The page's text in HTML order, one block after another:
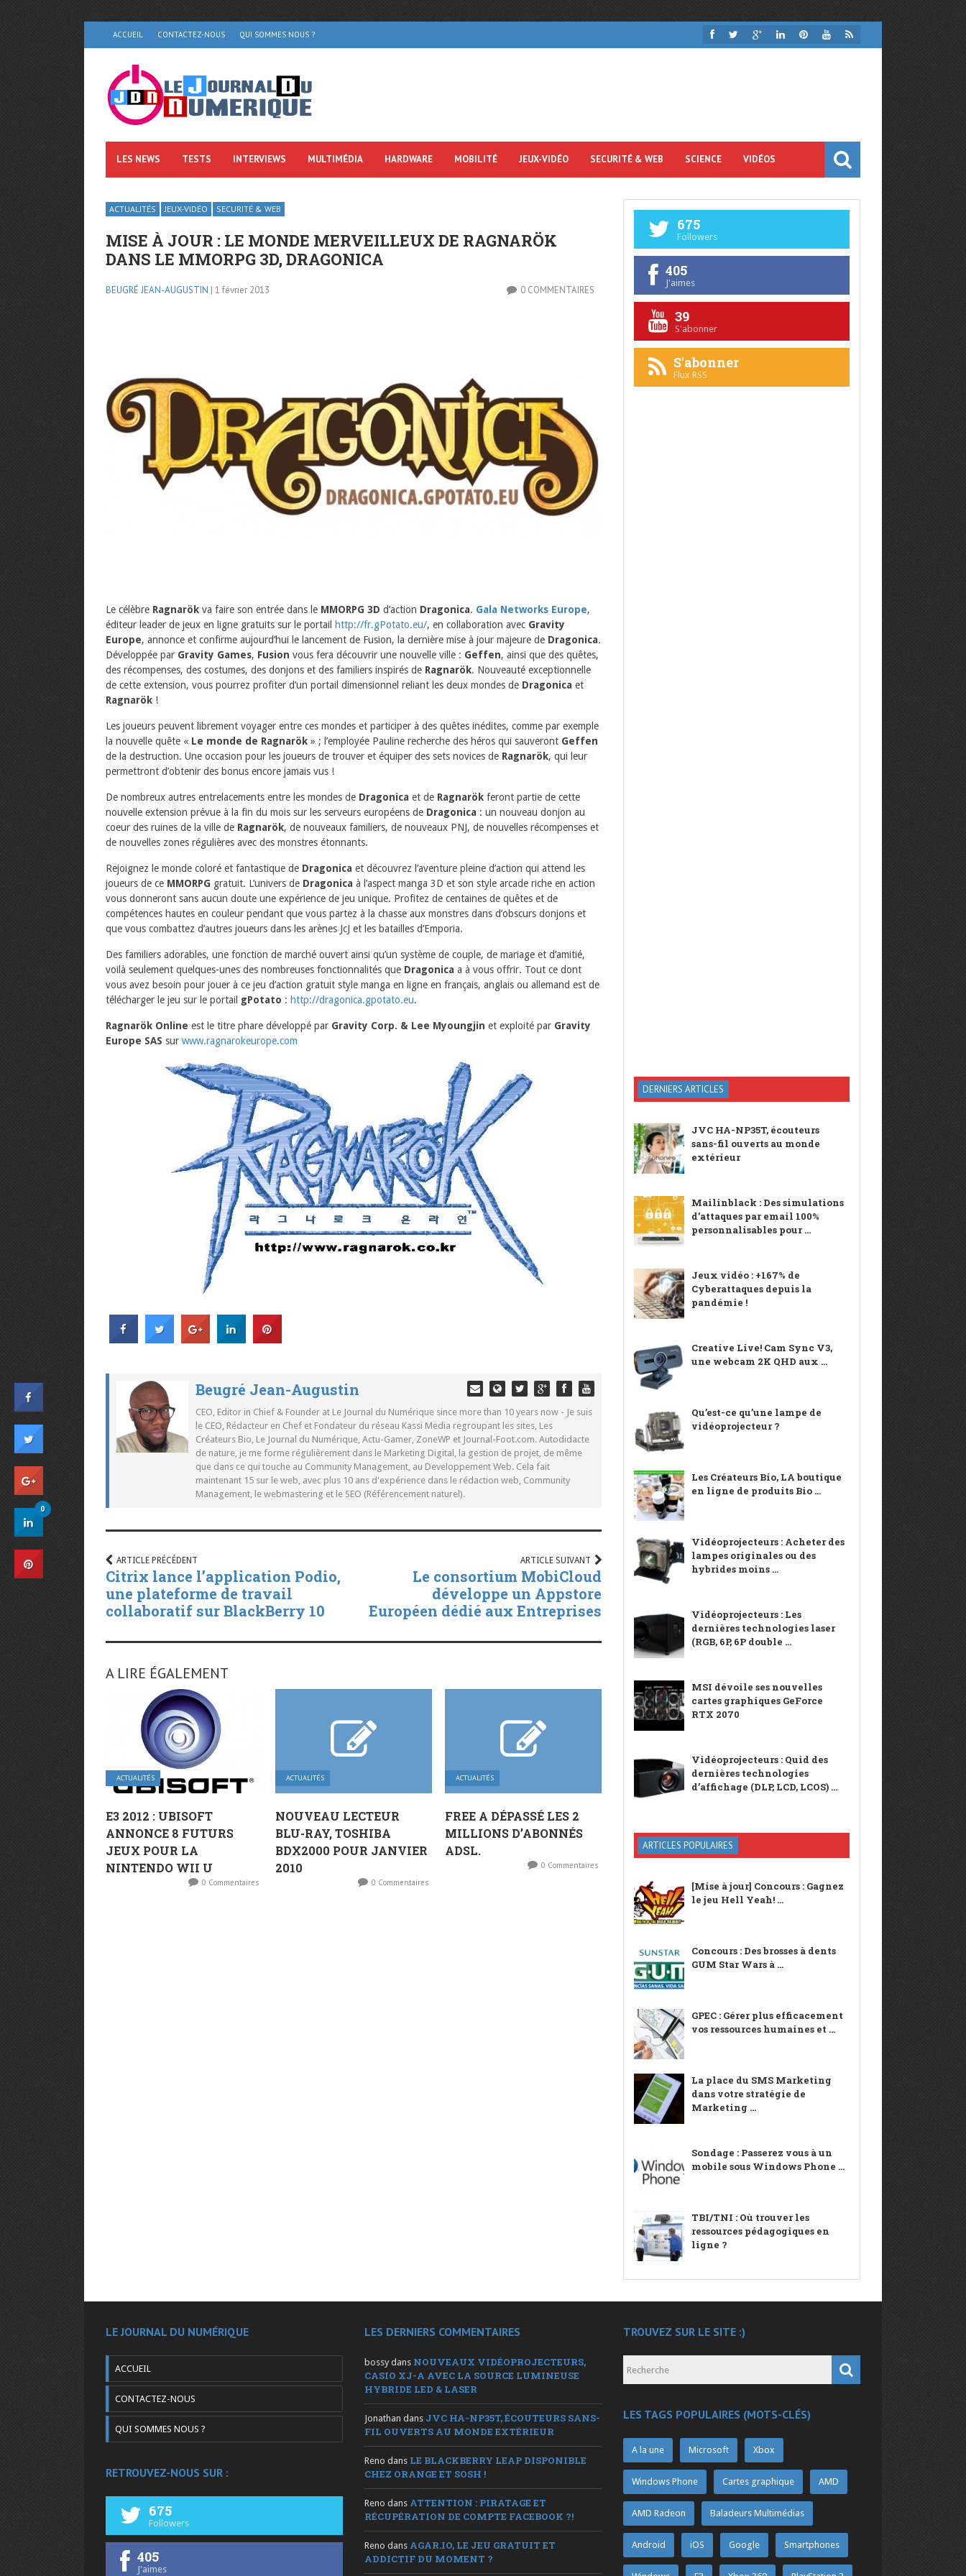
ACCUEIL CONTACTEZ-NOUS QUI SOMMES NOUS ?
LES NEWS TESTS INTERVIEWS MULTIMÉDIA HARDWARE MOBILITÉ JEUX-VIDÉO SECURITÉ & WEB SCIENCE VIDÉOS
ACTUALITÉS JEUX-VIDÉO SECURITÉ & WEB
MISE À JOUR : LE MONDE MERVEILLEUX DE RAGNARÖK
DANS LE MMORPG 3D, DRAGONICA
BEUGRÉ JEAN-AUGUSTIN | 1 février 2013 0 COMMENTAIRES
Le célèbre Ragnarök va faire son entrée dans le MMORPG 3D d’action Dragonica. Gala Networks Europe,
éditeur leader de jeux en ligne gratuits sur le portail
http://fr.gPotato.eu/, en collaboration avec Gravity
Europe, annonce et confirme aujourd’hui le lancement de Fusion, la dernière mise à jour majeure de Dragonica.
Développée par Gravity Games, Fusion vous fera découvrir une nouvelle ville : Geffen, ainsi que des quêtes,
des récompenses, des costumes, des donjons et des familiers inspirés de Ragnarök. Nouveauté exceptionnelle
de cette extension, vous pourrez profiter d’un portail dimensionnel reliant les deux mondes de Dragonica et
Ragnarök !
Les joueurs peuvent librement voyager entre ces mondes et participer à des quêtes inédites, comme par exemple
la nouvelle quête « Le monde de Ragnarök » ; l’employée Pauline recherche des héros qui sauveront Geffen
de la destruction. Une occasion pour les joueurs de trouver et équiper des sets novices de Ragnarök, qui leur
permettront d’obtenir des bonus encore jamais vus !
De nombreux autres entrelacements entre les mondes de Dragonica et de Ragnarök feront partie de cette
nouvelle extension prévue à la fin du mois sur les serveurs européens de Dragonica : un nouveau donjon au
coeur des ruines de la ville de Ragnarök, de nouveaux familiers, de nouveaux PNJ, de nouvelles récompenses et
de nouvelles zones régulières avec des monstres étonnants.
Rejoignez le monde coloré et fantastique de Dragonica et découvrez l’aventure pleine d’action qui attend les
joueurs de ce MMORPG gratuit. L’univers de Dragonica à l’aspect manga 3D et son style arcade riche en action
vous donneront sans aucun doute une expérience de jeu unique. Profitez de centaines de quêtes et de
compétences hautes en couleur pendant que vous partez à la chasse aux monstres dans d’obscurs donjons et
que vous combattez d’autres joueurs dans les arènes JcJ et les batailles d’Emporia.
Des familiers adorables, une fonction de marché ouvert ainsi qu’un système de couple, de mariage et d’amitié,
voilà seulement quelques-unes des nombreuses fonctionnalités que Dragonica a à vous offrir. Tout ce dont
vous avez besoin pour jouer à ce jeu d’action gratuit style manga en ligne en français, anglais ou allemand est de
télécharger le jeu sur le portail gPotato : http://dragonica.gpotato.eu.
Ragnarök Online est le titre phare développé par Gravity Corp. & Lee Myoungjin et exploité par Gravity
Europe SAS sur www.ragnarokeurope.com
Beugré Jean-Augustin
CEO, Editor in Chief & Founder at Le Journal du Numérique since more than 10 years now - Je suis
le CEO, Rédacteur en Chef et Fondateur du réseau Kassi Media regroupant les sites, Les
Créateurs Bio, Le Journal du Numérique, Actu-Gamer, ZoneWP et Journal-Foot.com. Autodidacte
de nature, je me forme régulièrement dans le Marketing Digital, la gestion de projet, de même
que dans ce qui touche au Community Management, au Developpement Web. Cela fait
maintenant 15 sur le web, avec plus 10 ans d'expérience dans le rédaction web, Community
Management, le webmastering et le SEO (Référencement naturel).
ARTICLE PRÉCÉDENT
Citrix lance l’application Podio,
une plateforme de travail
collaboratif sur BlackBerry 10
ARTICLE SUIVANT
Le consortium MobiCloud
développe un Appstore
Européen dédié aux Entreprise​s
A LIRE ÉGALEMENT
ACTUALITÉS
E3 2012 : UBISOFT
ANNONCE 8 FUTURS
JEUX POUR LA
NINTENDO WII U
0 Commentaires
ACTUALITÉS
NOUVEAU LECTEUR
BLU-RAY, TOSHIBA
BDX2000 POUR JANVIER
2010
0 Commentaires
ACTUALITÉS
FREE A DÉPASSÉ LES 2
MILLIONS D’ABONNÉS
ADSL.
0 Commentaires
675
Followers
405
J'aimes
39
S'abonner
S'abonner
Flux RSS
DERNIERS ARTICLES
JVC HA-NP35T, écouteurs
sans-fil ouverts au monde
extérieur
Mailinblack : Des simulations
d’attaques par email 100%
personnalisables pour ...
Jeux vidéo : +167% de
Cyberattaques depuis la
pandémie !
Creative Live! Cam Sync V3,
une webcam 2K QHD aux ...
Qu’est-ce qu’une lampe de
vidéoprojecteur ?
Les Créateurs Bio, LA boutique
en ligne de produits Bio ...
Vidéoprojecteurs : Acheter des
lampes originales ou des
hybrides moins ...
Vidéoprojecteurs : Les
dernières technologies laser
(RGB, 6P, 6P double ...
MSI dévoile ses nouvelles
cartes graphiques GeForce
RTX 2070
Vidéoprojecteurs : Quid des
dernières technologies
d’affichage (DLP, LCD, LCOS) ...
ARTICLES POPULAIRES
[Mise à jour] Concours : Gagnez
le jeu Hell Yeah! ...
Concours : Des brosses à dents
GUM Star Wars à ...
GPEC : Gérer plus efficacement
vos ressources humaines et ...
La place du SMS Marketing
dans votre stratégie de
Marketing ...
Sondage : Passerez vous à un
mobile sous Windows Phone ...
TBI/TNI : Où trouver les
ressources pédagogiques en
ligne ?
LE JOURNAL DU NUMÉRIQUE
ACCUEIL
CONTACTEZ-NOUS
QUI SOMMES NOUS ?
RETROUVEZ-NOUS SUR :
675
Followers
405
J'aimes
LES DERNIERS COMMENTAIRES
bossy dans NOUVEAUX VIDÉOPROJECTEURS,
CASIO XJ-A AVEC LA SOURCE LUMINEUSE
HYBRIDE LED & LASER
Jonathan dans JVC HA-NP35T, ÉCOUTEURS SANS-
FIL OUVERTS AU MONDE EXTÉRIEUR
Reno dans LE BLACKBERRY LEAP DISPONIBLE
CHEZ ORANGE ET SOSH !
Reno dans ATTENTION : PIRATAGE ET
RÉCUPÉRATION DE COMPTE FACEBOOK ?!
Reno dans AGAR.IO, LE JEU GRATUIT ET
ADDICTIF DU MOMENT ?
TROUVEZ SUR LE SITE :)
LES TAGS POPULAIRES (MOTS-CLÉS)
A la une Microsoft Xbox
Windows Phone Cartes graphique AMD
AMD Radeon Baladeurs Multimédias
Android iOS Google Smartphones
0